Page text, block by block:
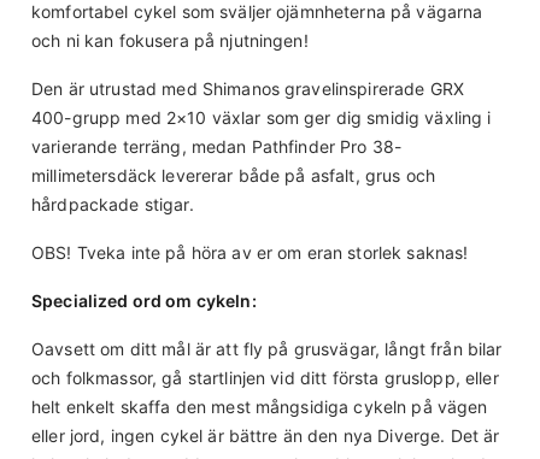
Vevparti
Shimano GRX RX600 | 46/30T
komfortabel cykel som sväljer ojämnheterna på vägarna
och ni kan fokusera på njutningen!
Den är utrustad med Shimanos gravelinspirerade GRX
400-grupp med 2×10 växlar som ger dig smidig växling i
varierande terräng, medan Pathfinder Pro 38-
millimetersdäck levererar både på asfalt, grus och
hårdpackade stigar.
OBS! Tveka inte på höra av er om eran storlek saknas!
Specialized ord om cykeln:
Oavsett om ditt mål är att fly på grusvägar, långt från bilar
och folkmassor, gå startlinjen vid ditt första gruslopp, eller
helt enkelt skaffa den mest mångsidiga cykeln på vägen
eller jord, ingen cykel är bättre än den nya Diverge. Det är